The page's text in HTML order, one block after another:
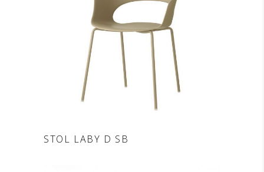
DODAJ V POVPRAŠEVANJE
STOL LABY D SB